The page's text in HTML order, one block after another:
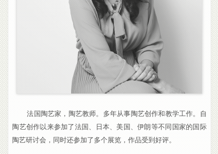
法国陶艺家，陶艺教师。多年从事陶艺创作和教学工作。自
陶艺创作以来参加了法国、日本、美国、伊朗等不同国家的国际
陶艺研讨会，同时还参加了多个展览，作品受到好评。